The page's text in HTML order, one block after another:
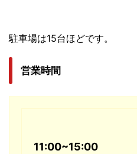
駐車場は15台ほどです。
営業時間
11:00~15:00